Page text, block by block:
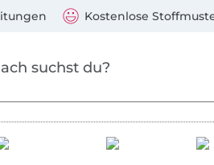
Kostenlose
Mastercard, PayPal, Giropay,